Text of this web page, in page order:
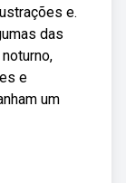
e.
das
e
um